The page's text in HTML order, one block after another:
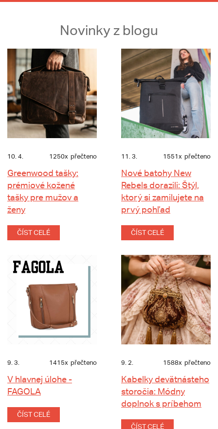
Novinky z blogu
10. 4. 1250x přečteno
Greenwood tašky:
prémiové kožené
tašky pre mužov a
ženy
ČÍST CELÉ
11. 3. 1551x přečteno
Nové batohy New
Rebels dorazili: Štýl,
ktorý si zamilujete na
prvý pohľad
ČÍST CELÉ
9. 3. 1415x přečteno
V hlavnej úlohe -
FAGOLA
ČÍST CELÉ
9. 2. 1588x přečteno
Kabelky devätnásteho
storočia: Módny
doplnok s príbehom
ČÍST CELÉ